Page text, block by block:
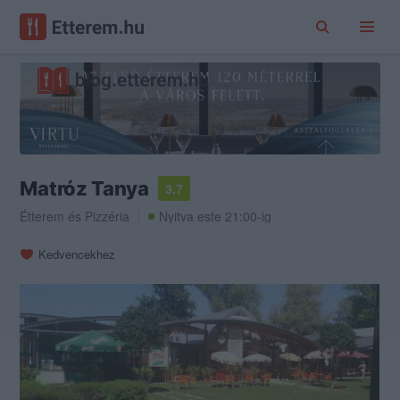
Matróz Tanya
3.7
Étterem és Pizzéria Nyitva este 21:00-ig
Kedvencekhez